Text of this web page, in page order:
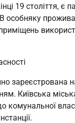
19 століття, є
особняку
зареєстрована
Київська